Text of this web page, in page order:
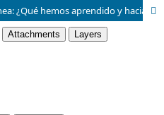
Disección Coronaria Espontánea: ¿Qué hemos aprendido y hacia dónde vamos?